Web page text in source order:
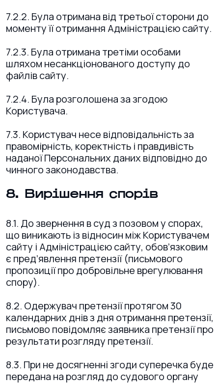
7.2.2. Була отримана від третьої сторони до
моменту її отримання Адміністрацією сайту.
7.2.3. Була отримана третіми особами
шляхом несанкціонованого доступу до
файлів сайту.
7.2.4. Була розголошена за згодою
Користувача.
7.3. Користувач несе відповідальність за
правомірність, коректність і правдивість
наданої Персональних даних відповідно до
чинного законодавства.
8. Вирішення спорів
8.1. До звернення в суд з позовом у спорах,
що виникають із відносин між Користувачем
сайту і Адміністрацією сайту, обов’язковим
є пред’явлення претензії (письмового
пропозиції про добровільне врегулювання
спору).
8.2. Одержувач претензії протягом 30
календарних днів з дня отримання претензії,
письмово повідомляє заявника претензії про
результати розгляду претензії.
8.3. При не досягненні згоди суперечка буде
передана на розгляд до судового органу